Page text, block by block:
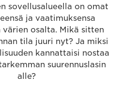
sovellusalueella on omat
ja vaatimuksensa
osalta. Mikä sitten
tila juuri nyt? Ja miksi
kannattaisi nostaa
suurennuslasin
alle?